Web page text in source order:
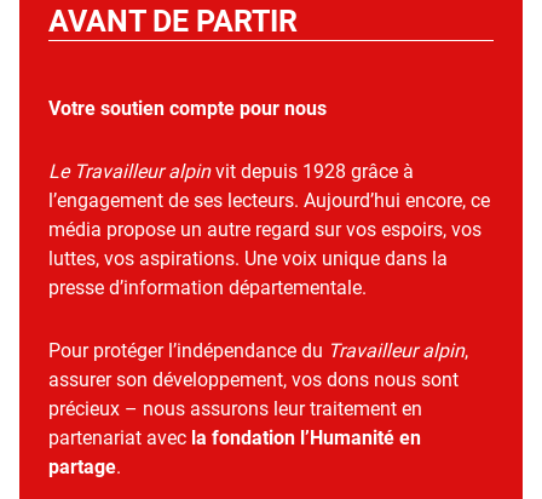
AVANT DE PARTIR
Votre soutien compte pour nous
Le Travailleur alpinvit depuis 1928 grâce à
l’engagement de ses lecteurs. Aujourd’hui encore, ce
média propose un autre regard sur vos espoirs, vos
luttes, vos aspirations. Une voix unique dans la
presse d’information départementale.
Pour protéger l’indépendance du Travailleur alpin,
assurer son développement, vos dons nous sont
précieux – nous assurons leur traitement en
partenariat avec la fondation l’Humanité en
partage.